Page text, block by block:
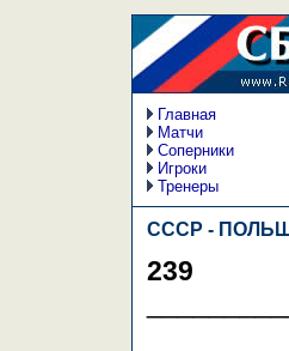
Главная
Матчи
Соперники
Игроки
Тренеры
СССР -
239